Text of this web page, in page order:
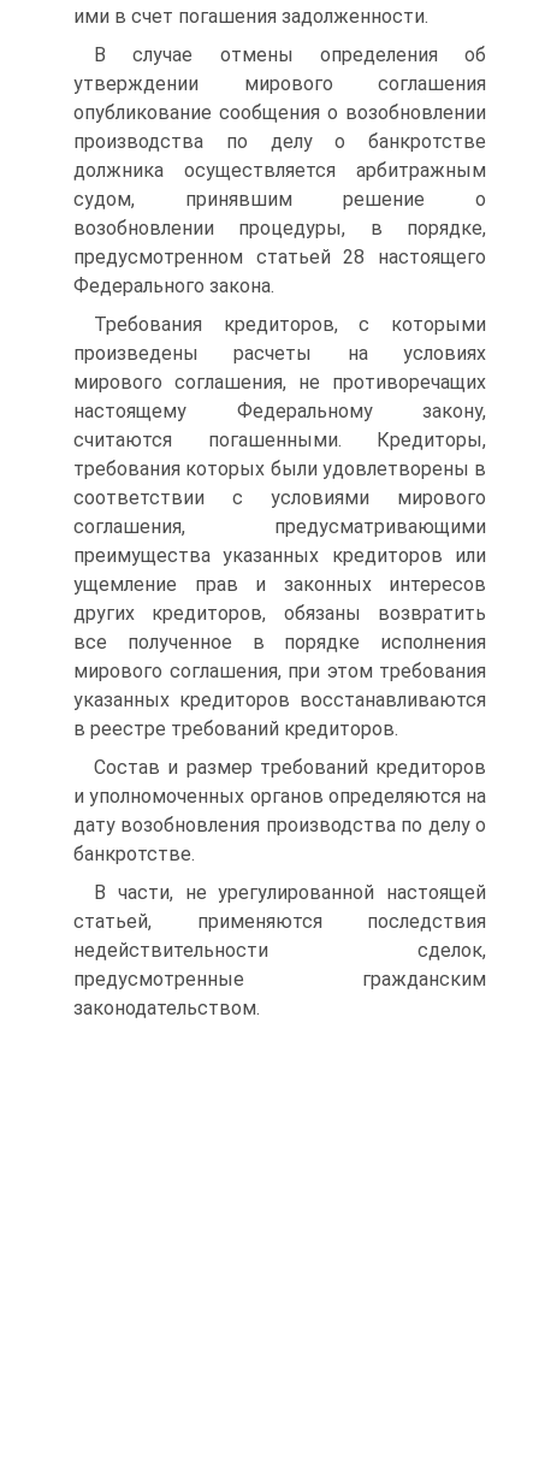
ими в счет погашения задолженности.
В случае отмены определения об
утверждении мирового соглашения
опубликование сообщения о возобновлении
производства по делу о банкротстве
должника осуществляется арбитражным
судом, принявшим решение о
возобновлении процедуры, в порядке,
предусмотренном статьей 28 настоящего
Федерального закона.
Требования кредиторов, с которыми
произведены расчеты на условиях
мирового соглашения, не противоречащих
настоящему Федеральному закону,
считаются погашенными. Кредиторы,
требования которых были удовлетворены в
соответствии с условиями мирового
соглашения, предусматривающими
преимущества указанных кредиторов или
ущемление прав и законных интересов
других кредиторов, обязаны возвратить
все полученное в порядке исполнения
мирового соглашения, при этом требования
указанных кредиторов восстанавливаются
в реестре требований кредиторов.
Состав и размер требований кредиторов
и уполномоченных органов определяются на
дату возобновления производства по делу о
банкротстве.
В части, не урегулированной настоящей
статьей, применяются последствия
недействительности сделок,
предусмотренные гражданским
законодательством.